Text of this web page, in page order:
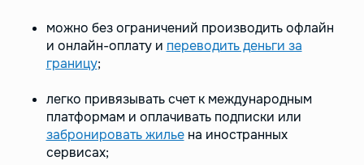
можно без ограничений производить офлайн
и онлайн-оплату и переводить деньги за
границу;
легко привязывать счет к международным
платформам и оплачивать подписки или
забронировать жильена иностранных
сервисах;